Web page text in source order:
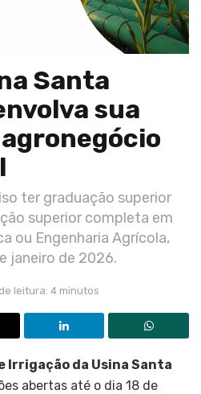
Santa
sua
ter graduação superior
superior completa em
ou Engenharia Agrícola,
janeiro de 2026.
leitura: 4 minutos
Irrigação da Usina Santa
abertas até o dia 18 de